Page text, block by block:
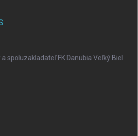
spoluzakladateľ FK Danubia Veľký Biel